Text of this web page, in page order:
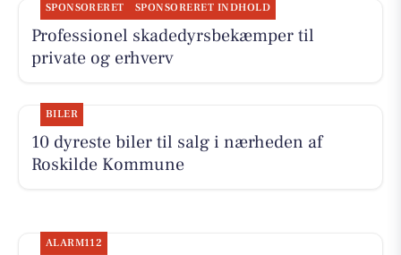
SPONSORERET SPONSORERET INDHOLD
Professionel skadedyrsbekæmper til
private og erhverv
BILER
10 dyreste biler til salg i nærheden af
Roskilde Kommune
ALARM112